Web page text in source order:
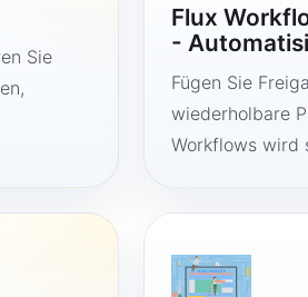
Sie
Flux
-
Fügen Sie
wiederholbare
Workflows wird